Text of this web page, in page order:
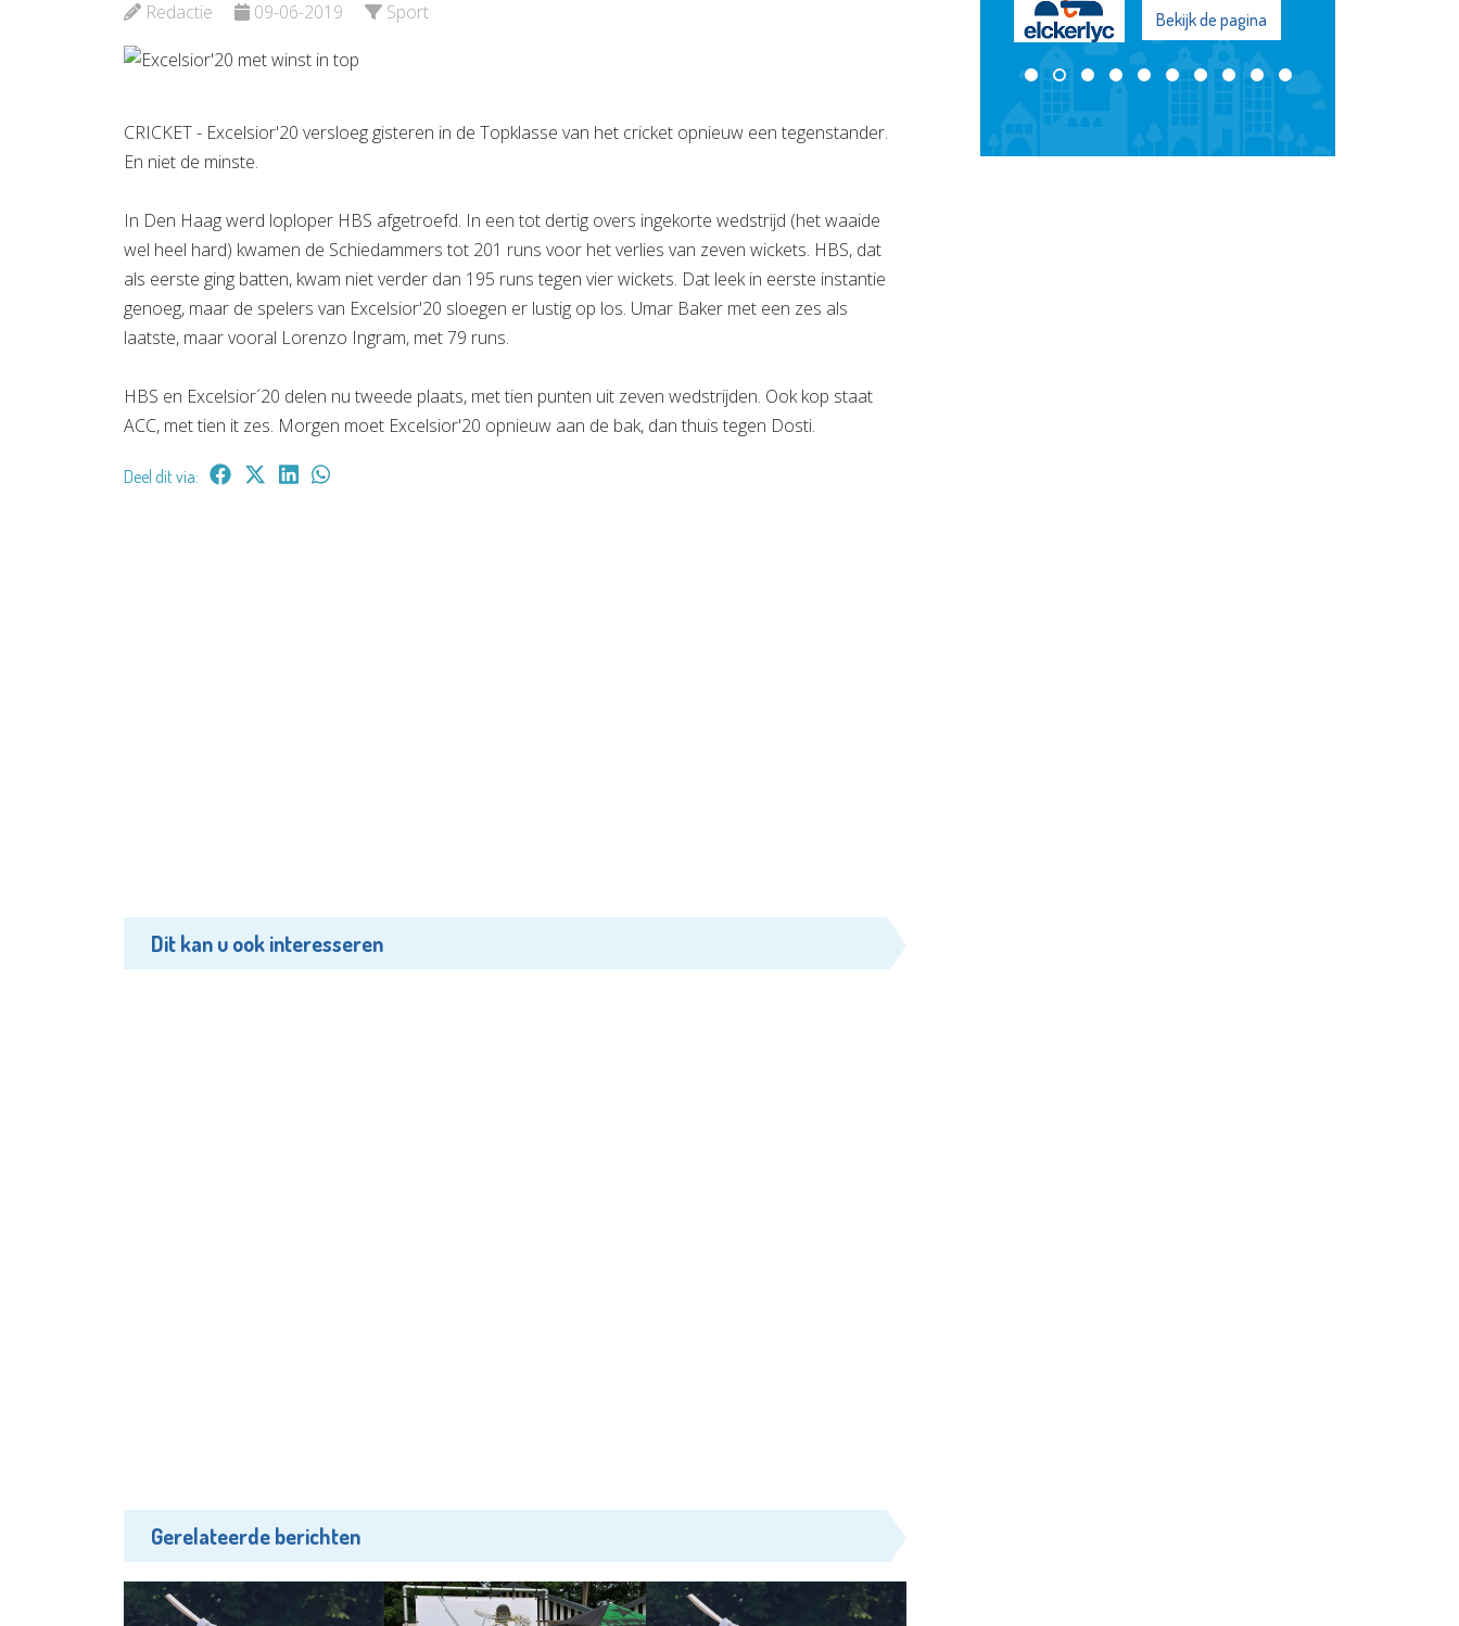
Redactie 09-06-2019 Sport
CRICKET - Excelsior'20 versloeg gisteren in de Topklasse van het cricket opnieuw een tegenstander.
En niet de minste.
In Den Haag werd loploper HBS afgetroefd. In een tot dertig overs ingekorte wedstrijd (het waaide
wel heel hard) kwamen de Schiedammers tot 201 runs voor het verlies van zeven wickets. HBS, dat
als eerste ging batten, kwam niet verder dan 195 runs tegen vier wickets. Dat leek in eerste instantie
genoeg, maar de spelers van Excelsior'20 sloegen er lustig op los. Umar Baker met een zes als
laatste, maar vooral Lorenzo Ingram, met 79 runs.
HBS en Excelsior´20 delen nu tweede plaats, met tien punten uit zeven wedstrijden. Ook kop staat
ACC, met tien it zes. Morgen moet Excelsior'20 opnieuw aan de bak, dan thuis tegen Dosti.
Deel dit via:
Dit kan u ook interesseren
Gerelateerde berichten
Bekijk de pagina
Bekijk de pagina Bekijk de pagina